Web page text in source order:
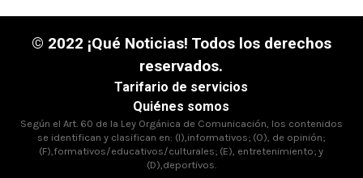
© 2022 ¡Qué Noticias! Todos los derechos
reservados.
Tarifario de servicios
Quiénes somos
Según el Art. 60 de la Ley Orgánica de Comunicación, los contenidos
se identifican y clasifican en: (I),informativos; (O), de opinión;
(F),formativos/educativos/culturales; (E), entretenimiento; y
(D),deportivos.